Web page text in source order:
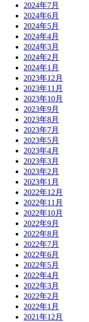
2024年7月
2024年6月
2024年5月
2024年4月
2024年3月
2024年2月
2024年1月
2023年12月
2023年11月
2023年10月
2023年9月
2023年8月
2023年7月
2023年5月
2023年4月
2023年3月
2023年2月
2023年1月
2022年12月
2022年11月
2022年10月
2022年9月
2022年8月
2022年7月
2022年6月
2022年5月
2022年4月
2022年3月
2022年2月
2022年1月
2021年12月